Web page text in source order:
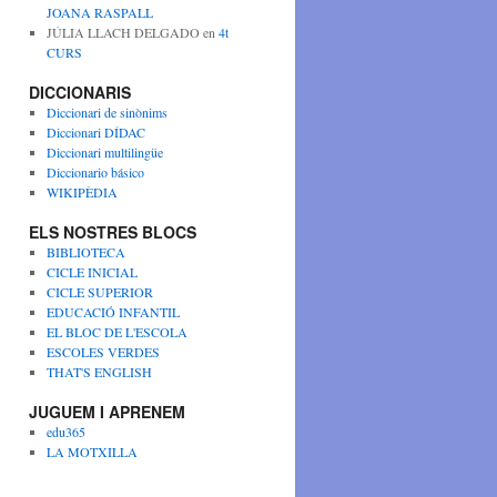
JOANA RASPALL
JÚLIA LLACH DELGADOen 4t
CURS
DICCIONARIS
Diccionari de sinònims
Diccionari DÍDAC
Diccionari multilingüe
Diccionario básico
WIKIPÈDIA
ELS NOSTRES BLOCS
BIBLIOTECA
CICLE INICIAL
CICLE SUPERIOR
EDUCACIÓ INFANTIL
EL BLOC DE L'ESCOLA
ESCOLES VERDES
THAT'S ENGLISH
JUGUEM I APRENEM
edu365
LA MOTXILLA